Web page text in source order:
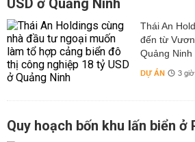
USD ở Quảng Ninh
Thái An
đến từ
Quảng Ninh
DỰ ÁN 3
Quy hoạch bốn khu lấn biển ở